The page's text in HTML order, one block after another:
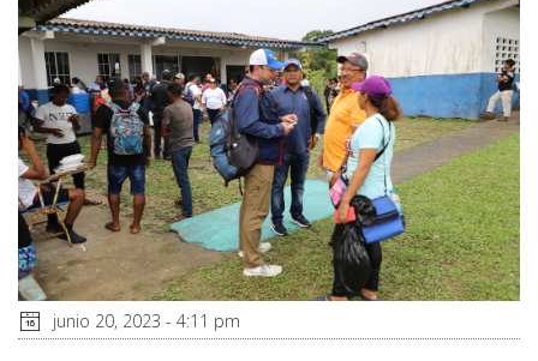
junio 20, 2023 - 4:11 pm